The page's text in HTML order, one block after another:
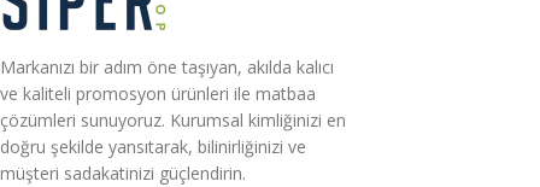
Markanızı bir adım öne taşıyan, akılda kalıcı
ve kaliteli promosyon ürünleri ile matbaa
çözümleri sunuyoruz. Kurumsal kimliğinizi en
doğru şekilde yansıtarak, bilinirliğinizi ve
müşteri sadakatinizi güçlendirin.